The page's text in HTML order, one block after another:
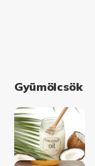
Gyümölcsök